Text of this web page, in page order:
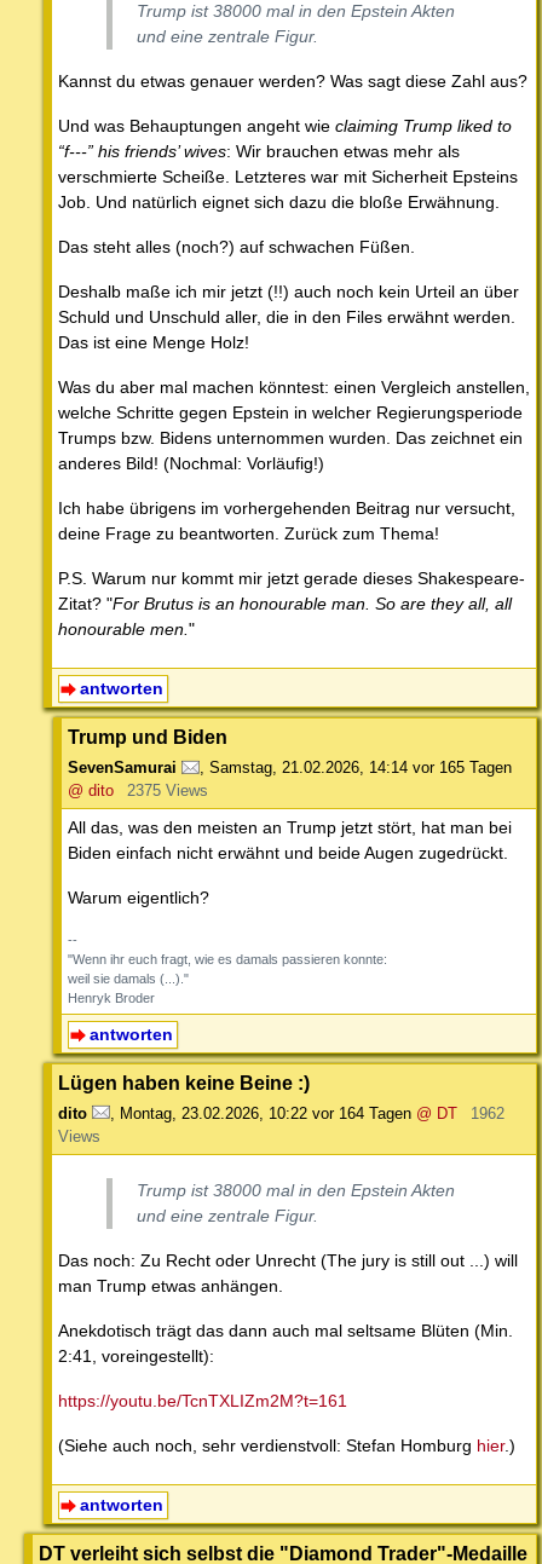
Trump ist 38000 mal in den Epstein Akten
und eine zentrale Figur.
Kannst du etwas genauer werden? Was sagt diese Zahl aus?
Und was Behauptungen angeht wie claiming Trump liked to
“f---” his friends’ wives: Wir brauchen etwas mehr als
verschmierte Scheiße. Letzteres war mit Sicherheit Epsteins
Job. Und natürlich eignet sich dazu die bloße Erwähnung.
Das steht alles (noch?) auf schwachen Füßen.
Deshalb maße ich mir jetzt (!!) auch noch kein Urteil an über
Schuld und Unschuld aller, die in den Files erwähnt werden.
Das ist eine Menge Holz!
Was du aber mal machen könntest: einen Vergleich anstellen,
welche Schritte gegen Epstein in welcher Regierungsperiode
Trumps bzw. Bidens unternommen wurden. Das zeichnet ein
anderes Bild! (Nochmal: Vorläufig!)
Ich habe übrigens im vorhergehenden Beitrag nur versucht,
deine Frage zu beantworten. Zurück zum Thema!
P.S. Warum nur kommt mir jetzt gerade dieses Shakespeare-
Zitat? "For Brutus is an honourable man. So are they all, all
honourable men."
antworten
Trump und Biden
SevenSamurai , Samstag, 21.02.2026, 14:14 vor 165 Tagen
@ dito
2375 Views
All das, was den meisten an Trump jetzt stört, hat man bei
Biden einfach nicht erwähnt und beide Augen zugedrückt.
Warum eigentlich?
--
"Wenn ihr euch fragt, wie es damals passieren konnte:
weil sie damals (...)."
Henryk Broder
antworten
Lügen haben keine Beine :)
dito Montag, 23.02.2026, 10:22 vor 164 Tagen @ DT
1962
Views
Trump ist 38000 mal in den Epstein Akten
und eine zentrale Figur.
Das noch: Zu Recht oder Unrecht (The jury is still out ...) will
man Trump etwas anhängen.
Anekdotisch trägt das dann auch mal seltsame Blüten (Min.
2:41, voreingestellt):
https://youtu.be/TcnTXLIZm2M?t=161
(Siehe auch noch, sehr verdienstvoll: Stefan Homburg hier.)
antworten
DT verleiht sich selbst die "Diamond Trader"-Medaille